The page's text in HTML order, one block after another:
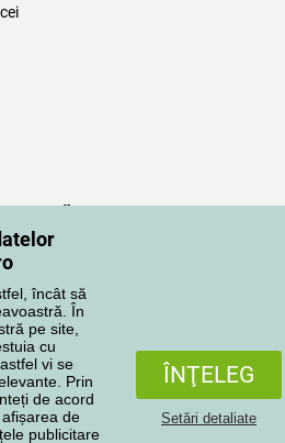
încât să
În
pe site,
cu
vi se
Prin
de acord
de
publicitare
ÎNŢELEG
Setări detaliate